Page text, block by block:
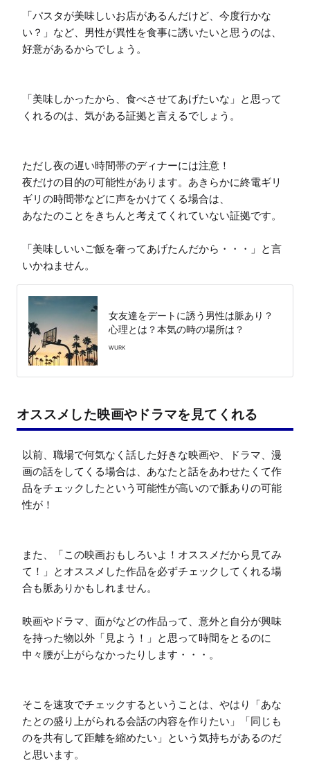
「パスタが美味しいお店があるんだけど、今度行かな
い？」など、男性が異性を食事に誘いたいと思うのは、
好意があるからでしょう。
「美味しかったから、食べさせてあげたいな」と思って
くれるのは、気がある証拠と言えるでしょう。
ただし夜の遅い時間帯のディナーには注意！
夜だけの目的の可能性があります。あきらかに終電ギリ
ギリの時間帯などに声をかけてくる場合は、
あなたのことをきちんと考えてくれていない証拠です。
「美味しいいご飯を奢ってあげたんだから・・・」と言
いかねません。
女友達をデートに誘う男性は脈あり？
心理とは？本気の時の場所は？
WURK
オススメした映画やドラマを見てくれる
以前、職場で何気なく話した好きな映画や、ドラマ、漫
画の話をしてくる場合は、あなたと話をあわせたくて作
品をチェックしたという可能性が高いので脈ありの可能
性が！
また、「この映画おもしろいよ！オススメだから見てみ
て！」とオススメした作品を必ずチェックしてくれる場
合も脈ありかもしれません。
映画やドラマ、面がなどの作品って、意外と自分が興味
を持った物以外「見よう！」と思って時間をとるのに
中々腰が上がらなかったりします・・・。
そこを速攻でチェックするということは、やはり「あな
たとの盛り上がられる会話の内容を作りたい」「同じも
のを共有して距離を縮めたい」という気持ちがあるのだ
と思います。